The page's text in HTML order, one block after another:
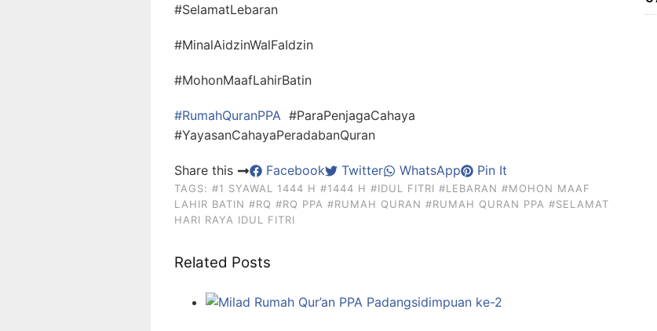
#SelamatLebaran
#MinalAidzinWalFaIdzin
#MohonMaafLahirBatin
#RumahQuranPPA #ParaPenjagaCahaya
#YayasanCahayaPeradabanQuran
Share this Facebook Twitter WhatsApp Pin It
TAGS: #1 SYAWAL 1444 H #1444 H #IDUL FITRI #LEBARAN #MOHON MAAF
LAHIR BATIN #RQ #RQ PPA #RUMAH QURAN #RUMAH QURAN PPA #SELAMAT
HARI RAYA IDUL FITRI
Related Posts